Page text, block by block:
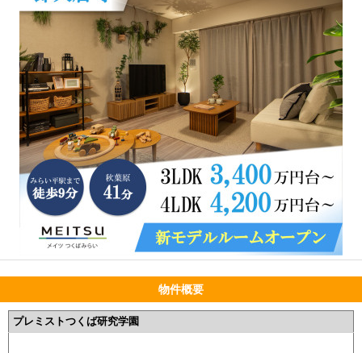
物件概要
プレミストつくば研究学園